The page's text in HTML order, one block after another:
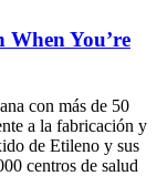
You’re
con más de 50
a la fabricación y
de Etileno y sus
centros de salud